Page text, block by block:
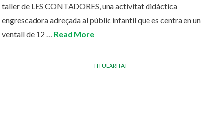
taller de LES CONTADORES, una activitat didàctica
engrescadora adreçada al públic infantil que es centra en un
ventall de 12 … Read More
TITULARITAT